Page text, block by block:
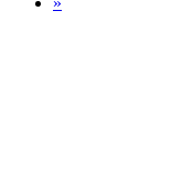
ー